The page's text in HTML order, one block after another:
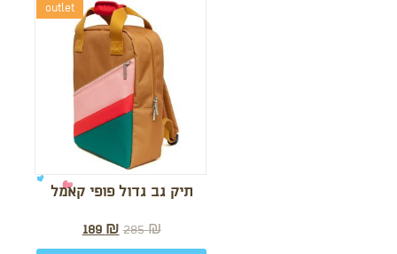
outlet
תיק גב גדול פופי קאמל
285₪
189 ₪